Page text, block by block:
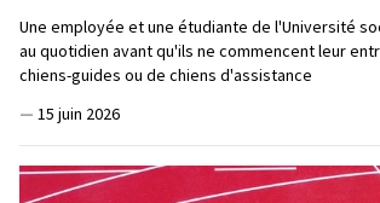
Une employée et une étudiante de l'Université
au quotidien avant qu'ils ne commencent leur
chiens-guides ou de chiens d'assistance
— 15 juin 2026